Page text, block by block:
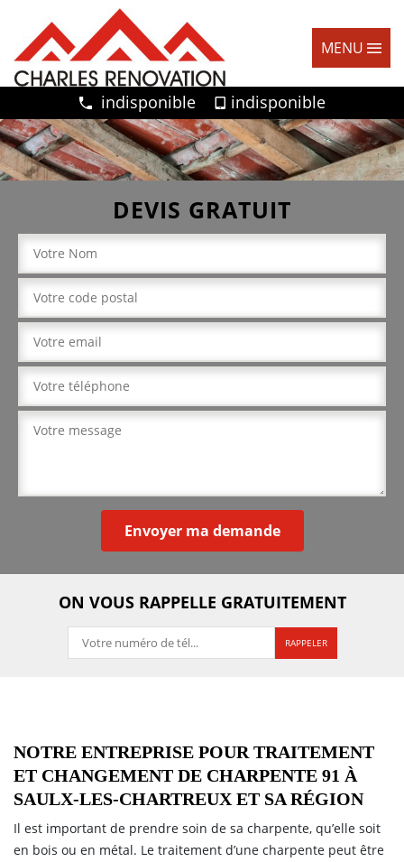
MENU
indisponible indisponible
DEVIS GRATUIT
ON VOUS RAPPELLE GRATUITEMENT
NOTRE ENTREPRISE POUR TRAITEMENT
ET CHANGEMENT DE CHARPENTE 91 À
SAULX-LES-CHARTREUX ET SA RÉGION
Il est important de prendre soin de sa charpente, qu’elle soit
en bois ou en métal. Le traitement d’une charpente peut être